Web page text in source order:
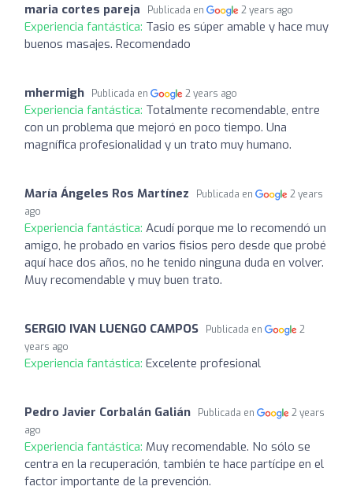
maria cortes pareja Publicada en 2 years ago
Experiencia fantástica: Tasio es súper amable y hace muy
buenos masajes. Recomendado
mhermigh Publicada en 2 years ago
Experiencia fantástica: Totalmente recomendable, entre
con un problema que mejoró en poco tiempo. Una
magnífica profesionalidad y un trato muy humano.
María Ángeles Ros Martínez Publicada en
2 years
ago
Experiencia fantástica: Acudí porque me lo recomendó un
amigo, he probado en varios fisios pero desde que probé
aquí hace dos años, no he tenido ninguna duda en volver.
Muy recomendable y muy buen trato.
SERGIO IVAN LUENGO CAMPOS Publicada en
2
years ago
Experiencia fantástica: Excelente profesional
Pedro Javier Corbalán Galián Publicada en
2 years
ago
Experiencia fantástica: Muy recomendable. No sólo se
centra en la recuperación, también te hace partícipe en el
factor importante de la prevención.